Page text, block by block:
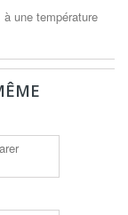
une température